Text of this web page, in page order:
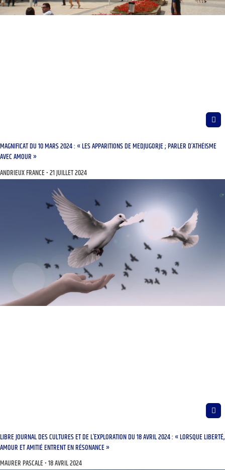
MAGNIFICAT DU 10 MARS 2024 : « LES APPARITIONS DE MEDJUGORJE ; PARLER D’ATHÉISME
AVEC AMOUR »
ANDRIEUX FRANCE 21 JUILLET 2024
LIBRE JOURNAL DES CULTURES ET DE L’EXPLORATION DU 18 AVRIL 2024 : « LORSQUE LIBERTÉ,
AMOUR ET AMITIÉ ENTRENT EN RÉSONANCE »
MAURER PASCALE 18 AVRIL 2024